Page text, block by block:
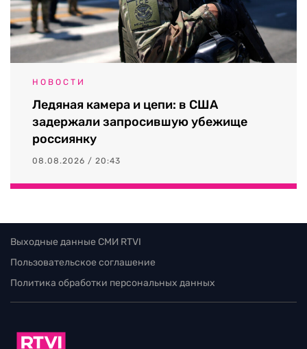
НОВОСТИ
Ледяная камера и цепи: в США
задержали запросившую убежище
россиянку
08.08.2026 / 20:43
Выходные данные СМИ RTVI
Пользовательское соглашение
Политика обработки персональных данных